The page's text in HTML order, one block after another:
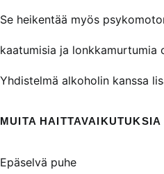
Se heikentää myös
kaatumisia ja lonkkamurtumia
Yhdistelmä alkoholin kanssa
MUITA HAITTAVAIKUTUKSIA
Epäselvä puhe